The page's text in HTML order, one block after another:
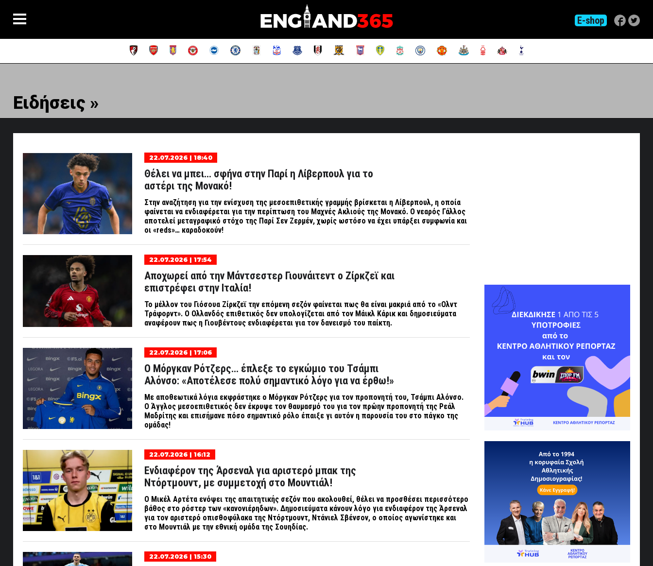
E-shop
Ειδήσεις »
22.07.2026 | 18:40
Θέλει να μπει… σφήνα στην Παρί η Λίβερπουλ για το
αστέρι της Μονακό!
Στην αναζήτηση για την ενίσχυση της μεσοεπιθετικής γραμμής βρίσκεται η Λίβερπουλ, η οποία
φαίνεται να ενδιαφέρεται για την περίπτωση του Μαχνές Ακλιούς της Μονακό. Ο νεαρός Γάλλος
αποτελεί μεταγραφικό στόχο της Παρί Σεν Ζερμέν, χωρίς ωστόσο να έχει υπάρξει συμφωνία και
οι «reds»… καραδοκούν!
22.07.2026 | 17:54
Αποχωρεί από την Μάντσεστερ Γιουνάιτεντ o Ζίρκζεϊ και
επιστρέφει στην Ιταλία!
Το μέλλον του Γιόσουα Ζίρκζεϊ την επόμενη σεζόν φαίνεται πως θα είναι μακριά από το «Ολντ
Τράφορντ». Ο Ολλανδός επιθετικός δεν υπολογίζεται από τον Μάικλ Κάρικ και δημοσιεύματα
αναφέρουν πως η Γιουβέντους ενδιαφέρεται για τον δανεισμό του παίκτη.
22.07.2026 | 17:06
Ο Μόργκαν Ρότζερς… έπλεξε το εγκώμιο του Τσάμπι
Αλόνσο: «Αποτέλεσε πολύ σημαντικό λόγο για να έρθω!»
Με αποθεωτικά λόγια εκφράστηκε ο Μόργκαν Ρότζερς για τον προπονητή του, Τσάμπι Αλόνσο.
Ο Άγγλος μεσοεπιθετικός δεν έκρυψε τον θαυμασμό του για τον πρώην προπονητή της Ρεάλ
Μαδρίτης και επισήμανε πόσο σημαντικό ρόλο έπαιξε γι αυτόν η παρουσία του στο πάγκο της
ομάδας!
22.07.2026 | 16:12
Ενδιαφέρον της Άρσεναλ για αριστερό μπακ της
Ντόρτμουντ, με συμμετοχή στο Μουντιάλ!
Ο Μικέλ Αρτέτα ενόψει της απαιτητικής σεζόν που ακολουθεί, θέλει να προσθέσει περισσότερο
βάθος στο ρόστερ των «κανονιέρηδων». Δημοσιεύματα κάνουν λόγο για ενδιαφέρον της Άρσεναλ
για τον αριστερό οπισθοφύλακα της Ντόρτμουντ, Ντάνιελ Σβένσον, ο οποίος αγωνίστηκε και
στο Μουντιάλ με την εθνική ομάδα της Σουηδίας.
22.07.2026 | 15:30